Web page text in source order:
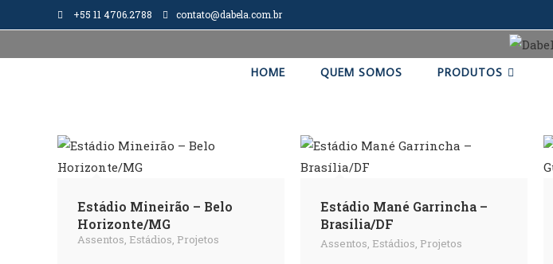
+55 11 4706.2788 contato@dabela.com.br
HOME QUEM SOMOS PRODUTOS
Estádio Mineirão – Belo
Horizonte/MG
Assentos Estádios Projetos
Estádio Mané Garrincha –
Brasília/DF
Assentos Estádios Projetos